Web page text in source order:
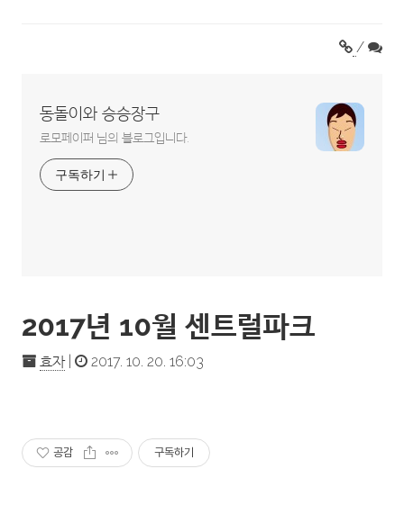
/
동돌이와 승승장구
로모페이퍼 님의 블로그입니다.
구독하기
2017년 10월 센트럴파크
효자| 2017. 10. 20. 16:03
공감 구독하기